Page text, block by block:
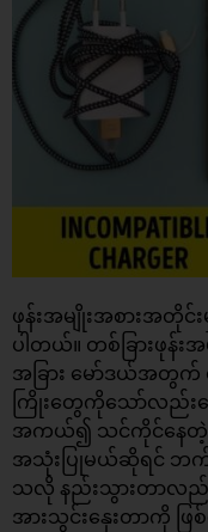
ဖုန်းအမျိုးအစားအတို
ပါတယ်။ တစ်ခြားဖုန်း
အခြား မော်ဒယ်အတွ
ကြိုးတွေကိုသော်လည်း
အကယ်၍ သင်ကိုင်နေတဲ့
အသုံးပြုမယ်ဆိုရင် ဘက်
သလို နည်းသွားတာလည်
အားသွင်းနှေးတာကို ဖြ